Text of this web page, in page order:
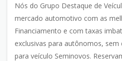
Nós do Grupo Destaque de
mercado automotivo com as
Financiamento e com taxas
exclusivas para autônomos,
para veículo Seminovos.